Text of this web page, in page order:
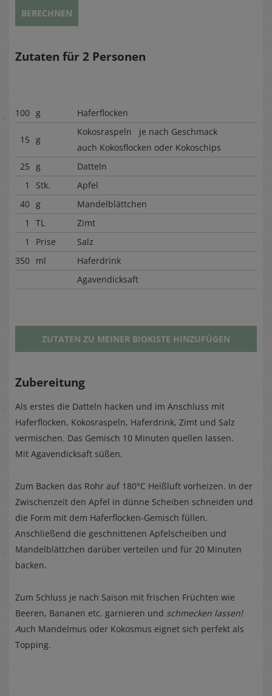
BERECHNEN
Zutaten für 2 Personen
100 g Haferflocken
15 g
Kokosraspeln je nach Geschmack
auch Kokosflocken oder Kokoschips
25 g
Datteln
1
Stk.
Apfel
40 g
Mandelblättchen
1
TL
Zimt
1
Prise
Salz
350 ml
Haferdrink
Agavendicksaft
ZUTATEN ZU MEINER BIOKISTE HINZUFÜGEN
Zubereitung
Als erstes die Datteln hacken und im Anschluss mit
Haferflocken, Kokosraspeln, Haferdrink, Zimt und Salz
vermischen. Das Gemisch 10 Minuten quellen lassen.
Mit Agavendicksaft süßen.
Zum Backen das Rohr auf 180°C Heißluft vorheizen. In der
Zwischenzeit den Apfel in dünne Scheiben schneiden und
die Form mit dem Haferflocken-Gemisch füllen.
Anschließend die geschnittenen Apfelscheiben und
Mandelblättchen darüber verteilen und für 20 Minuten
backen.
Zum Schluss je nach Saison mit frischen Früchten wie
Beeren, Bananen etc. garnieren und schmecken lassen!
Auch Mandelmus oder Kokosmus eignet sich perfekt als
Topping.